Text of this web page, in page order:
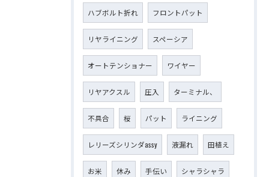
ハブボルト折れ フロントパット
リヤライニング スペーシア
オートテンショナー ワイヤー
リヤアクスル 圧入 ターミナル、
不具合 桜 パット ライニング
レリーズシリンダassy 液漏れ 田植え
お米 休み 手伝い シャラシャラ